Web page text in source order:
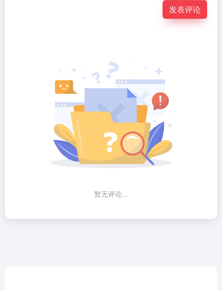
发表评论
暂无评论...